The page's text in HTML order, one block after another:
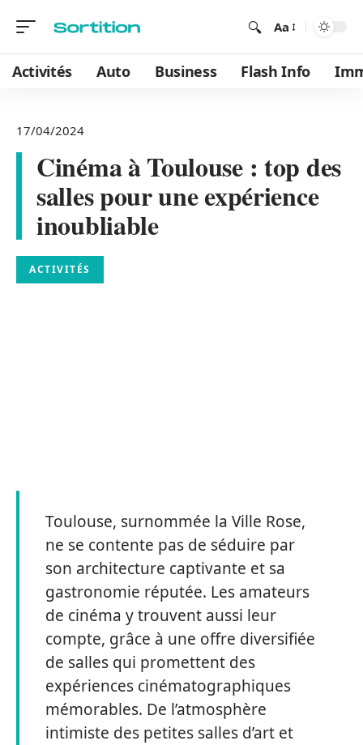
Aa
Activités Auto Business Flash Info
17/04/2024
Cinéma à Toulouse : top des
salles pour une expérience
inoubliable
ACTIVITÉS
Toulouse, surnommée la Ville Rose,
ne se contente pas de séduire par
son architecture captivante et sa
gastronomie réputée. Les amateurs
de cinéma y trouvent aussi leur
compte, grâce à une offre diversifiée
de salles qui promettent des
expériences cinématographiques
mémorables. De l’atmosphère
intimiste des petites salles d’art et